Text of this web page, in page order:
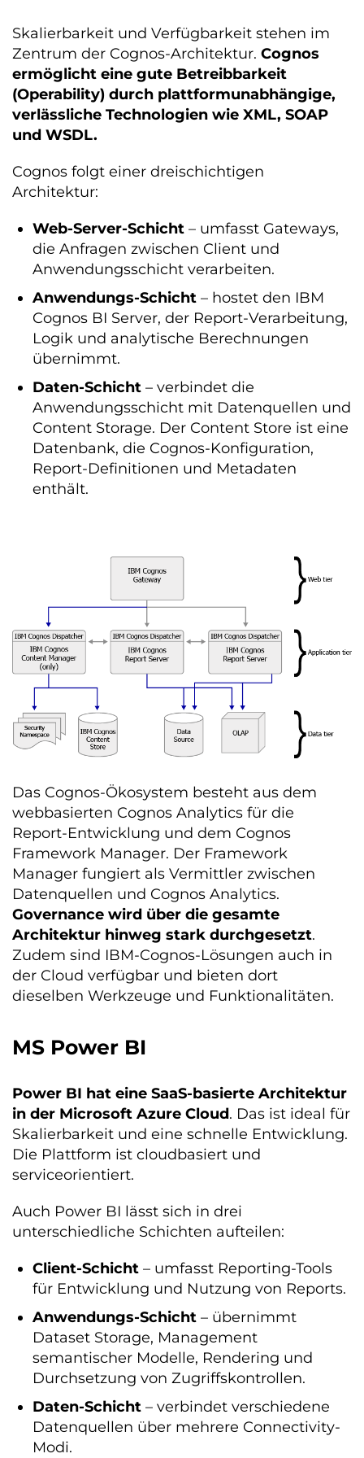
Skalierbarkeit und Verfügbarkeit stehen im
Zentrum der Cognos-Architektur. Cognos
ermöglicht eine gute Betreibbarkeit
(Operability) durch plattformunabhängige,
verlässliche Technologien wie XML, SOAP
und WSDL.
Cognos folgt einer dreischichtigen
Architektur:
Web-Server-Schicht – umfasst Gateways,
die Anfragen zwischen Client und
Anwendungsschicht verarbeiten.
Anwendungs-Schicht – hostet den IBM
Cognos BI Server, der Report-Verarbeitung,
Logik und analytische Berechnungen
übernimmt.
Daten-Schicht – verbindet die
Anwendungsschicht mit Datenquellen und
Content Storage. Der Content Store ist eine
Datenbank, die Cognos-Konfiguration,
Report-Definitionen und Metadaten
enthält.
Das Cognos-Ökosystem besteht aus dem
webbasierten Cognos Analytics für die
Report-Entwicklung und dem Cognos
Framework Manager. Der Framework
Manager fungiert als Vermittler zwischen
Datenquellen und Cognos Analytics.
Governance wird über die gesamte
Architektur hinweg stark durchgesetzt.
Zudem sind IBM-Cognos-Lösungen auch in
der Cloud verfügbar und bieten dort
dieselben Werkzeuge und Funktionalitäten.
MS Power BI
Power BI hat eine SaaS-basierte Architektur
in der Microsoft Azure Cloud. Das ist ideal für
Skalierbarkeit und eine schnelle Entwicklung.
Die Plattform ist cloudbasiert und
serviceorientiert.
Auch Power BI lässt sich in drei
unterschiedliche Schichten aufteilen:
Client-Schicht – umfasst Reporting-Tools
für Entwicklung und Nutzung von Reports.
Anwendungs-Schicht – übernimmt
Dataset Storage, Management
semantischer Modelle, Rendering und
Durchsetzung von Zugriffskontrollen.
Daten-Schicht – verbindet verschiedene
Datenquellen über mehrere Connectivity-
Modi.